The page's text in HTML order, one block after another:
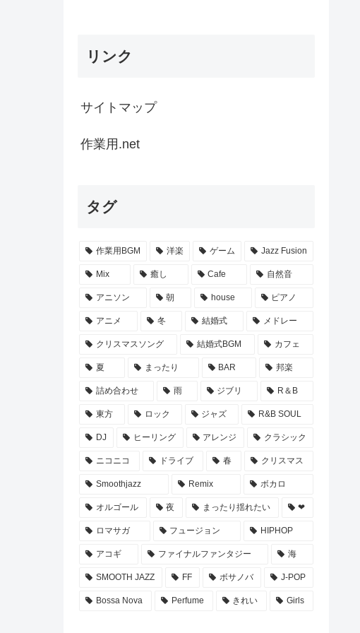
リンク
サイトマップ
作業用.net
タグ
作業用BGM 洋楽 ゲーム Jazz Fusion
Mix 癒し Cafe 自然音
アニソン 朝 house ピアノ
アニメ 冬 結婚式 メドレー
クリスマスソング 結婚式BGM カフェ
夏 まったり BAR 邦楽
詰め合わせ 雨 ジブリ R＆B
東方 ロック ジャズ R&B SOUL
DJ ヒーリング アレンジ クラシック
ニコニコ ドライブ 春 クリスマス
Smoothjazz Remix ボカロ
オルゴール 夜 まったり揺れたい ❤
ロマサガ フュージョン HIPHOP
アコギ ファイナルファンタジー 海
SMOOTH JAZZ FF ボサノバ J-POP
Bossa Nova Perfume きれい Girls